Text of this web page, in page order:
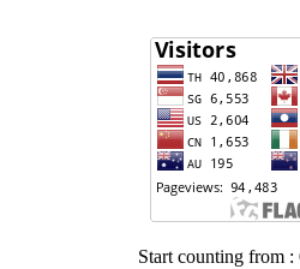
Start counting from